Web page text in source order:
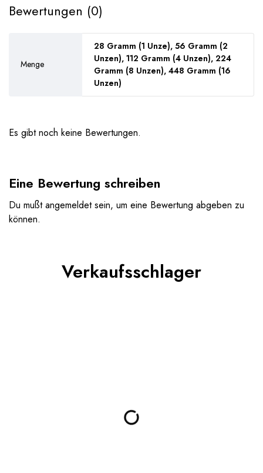
Bewertungen (0)
Menge
28 Gramm (1 Unze), 56 Gramm (2
Unzen), 112 Gramm (4 Unzen), 224
Gramm (8 Unzen), 448 Gramm (16
Unzen)
Es gibt noch keine Bewertungen.
Eine Bewertung schreiben
Du mußtangemeldetsein, um eine Bewertung abgeben zu
können.
Verkaufsschlager